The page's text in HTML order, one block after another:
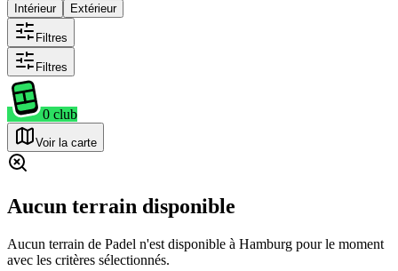
Intérieur
Extérieur
Filtres
Filtres
0 club
Voir la carte
Aucun terrain disponible
Aucun terrain de Padel n'est disponible à Hamburg pour le moment
avec les critères sélectionnés.